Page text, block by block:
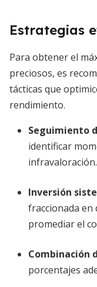
Estrategias
Para obtener el
preciosos, es
tácticas que
rendimiento.
Seguimiento
identificar
infravaloración.
Inversión
fraccionada
promediar el
Combinación
porcentajes